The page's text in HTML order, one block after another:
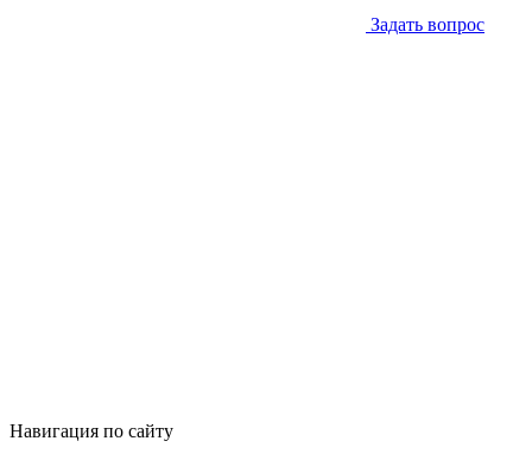
Задать вопрос
Навигация по сайту